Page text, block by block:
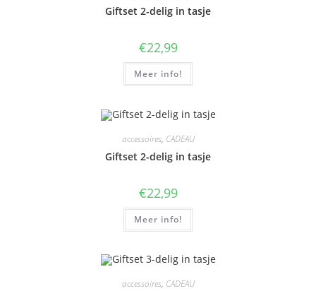
Giftset 2-delig in tasje
€22,99
Meer info!
accessoires, CADEAU
Giftset 2-delig in tasje
€22,99
Meer info!
accessoires, CADEAU